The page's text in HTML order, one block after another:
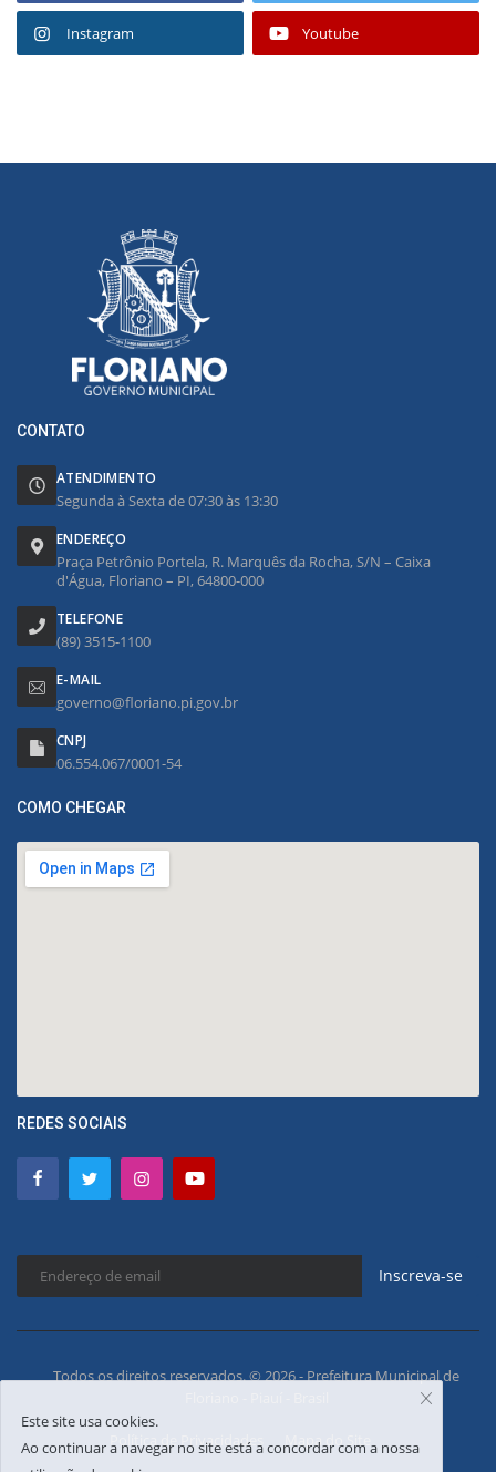
Instagram Youtube
CONTATO
ATENDIMENTO
Segunda à Sexta de 07:30 às 13:30
ENDEREÇO
Praça Petrônio Portela, R. Marquês da Rocha, S/N – Caixa
d'Água, Floriano – PI, 64800-000
TELEFONE
(89) 3515-1100
E-MAIL
governo@floriano.pi.gov.br
CNPJ
06.554.067/0001-54
COMO CHEGAR
REDES SOCIAIS
Inscreva-se
Todos os direitos reservados. © 2026 - Prefeitura Municipal de
Política de Privacidades Mapa do Site
Este site usa cookies.
Ao continuar a navegar no site está a concordar com a nossa